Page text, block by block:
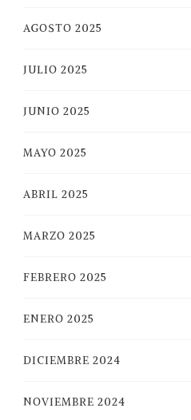
AGOSTO 2025
JULIO 2025
JUNIO 2025
MAYO 2025
ABRIL 2025
MARZO 2025
FEBRERO 2025
ENERO 2025
DICIEMBRE 2024
NOVIEMBRE 2024